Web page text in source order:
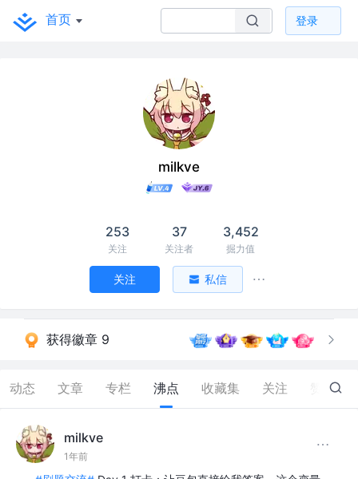
首页 登录
milkve
253
关注
37
关注者
3,452
掘力值
关注 私信
获得徽章 9
动态 文章 专栏 沸点 收藏集 关注 82
milkve
1年前